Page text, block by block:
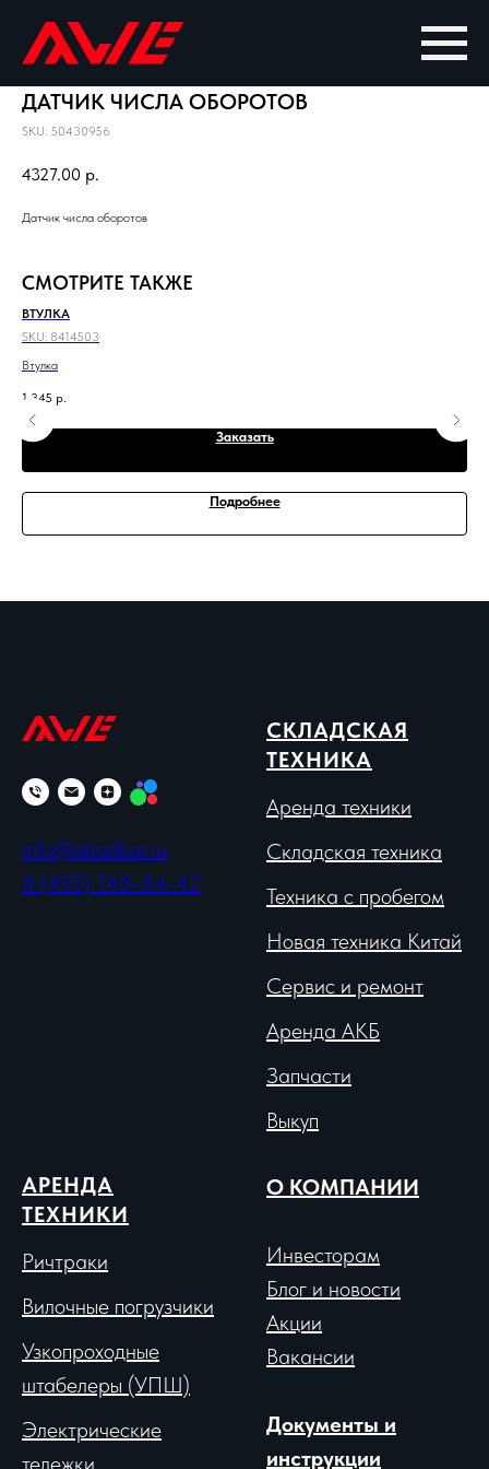
ДАТЧИК ЧИСЛА ОБОРОТОВ
SKU: 50430956
4327.00 р.
Датчик числа оборотов
СМОТРИТЕ ТАКЖЕ
ВТУЛКА
SKU: 8414503
Втулка
1 345 р.
Заказать
Подробнее
info@skladkar.ru
8 (495) 748-84-42
СКЛАДСКАЯ
ТЕХНИКА
Аренда техники
Складская техника
Техника с пробегом
Новая техника Китай
Сервис и ремонт
Аренда АКБ
Запчасти
Выкуп
АРЕНДА
ТЕХНИКИ
Ричтраки
Вилочные погрузчики
Узкопроходные
штабелеры (УПШ)
Электрические
О КОМПАНИИ
Инвесторам
Блог и новости
Акции
Вакансии
Документы и
инструкции